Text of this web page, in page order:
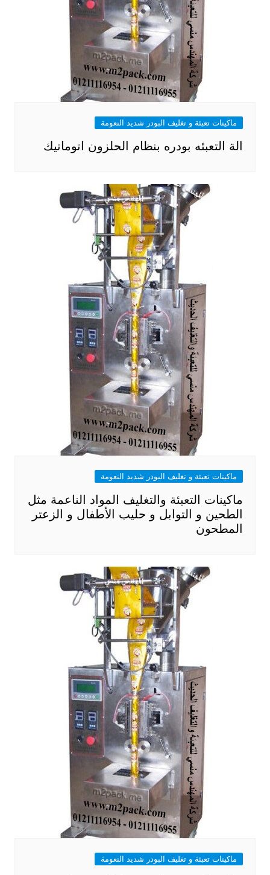
ماكينات تعبئة و تغليف البودر شديد النعومة
الة التعبئه بودره بنظام الحلزون اتوماتيك
ماكينات تعبئة و تغليف البودر شديد النعومة
ماكينات التعبئة والتغليف المواد الناعمة مثل
الطحين و التوابل و حليب الأطفال و الزعتر
المطحون
ماكينات تعبئة و تغليف البودر شديد النعومة